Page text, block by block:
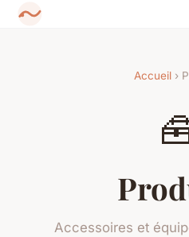
Accueil ›
Accessoires et